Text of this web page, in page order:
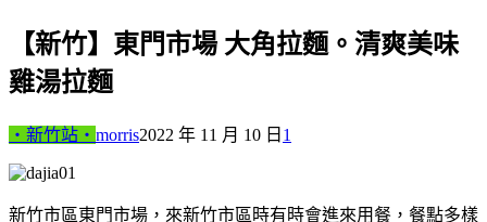
【新竹】東門市場 大角拉麵。清爽美味
雞湯拉麵
‧新竹站‧ morris2022 年 11 月 10 日 1
新竹市區東門市場，來新竹市區時有時會進來用餐，餐點多樣